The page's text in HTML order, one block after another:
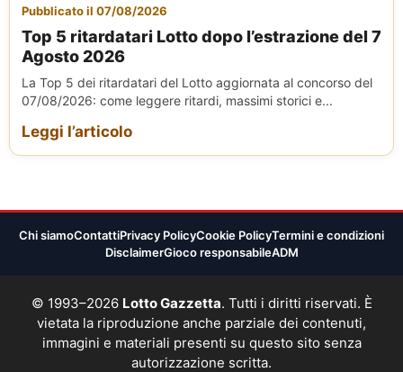
Pubblicato il 07/08/2026
Top 5 ritardatari Lotto dopo l’estrazione del 7
Agosto 2026
La Top 5 dei ritardatari del Lotto aggiornata al concorso del
07/08/2026: come leggere ritardi, massimi storici e...
Leggi l’articolo
Chi siamoContattiPrivacy PolicyCookie PolicyTermini e condizioni
DisclaimerGioco responsabileADM
© 1993–2026 Lotto Gazzetta. Tutti i diritti riservati. È
vietata la riproduzione anche parziale dei contenuti,
immagini e materiali presenti su questo sito senza
autorizzazione scritta.